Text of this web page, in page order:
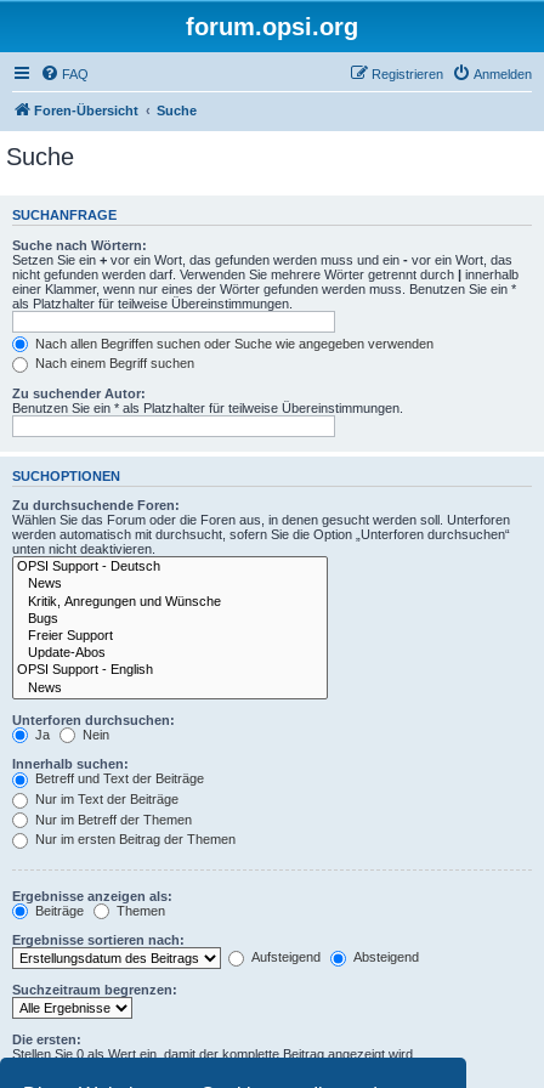
forum.opsi.org
FAQ Anmelden
Registrieren
Foren-Übersicht Suche
Suche
SUCHANFRAGE
Suche nach Wörtern:
Setzen Sie ein + vor ein Wort, das gefunden werden muss und ein - vor ein Wort, das
nicht gefunden werden darf. Verwenden Sie mehrere Wörter getrennt durch | innerhalb
einer Klammer, wenn nur eines der Wörter gefunden werden muss. Benutzen Sie ein *
als Platzhalter für teilweise Übereinstimmungen.
Nach allen Begriffen suchen oder Suche wie angegeben verwenden
Nach einem Begriff suchen
Zu suchender Autor:
Benutzen Sie ein * als Platzhalter für teilweise Übereinstimmungen.
SUCHOPTIONEN
Zu durchsuchende Foren:
Wählen Sie das Forum oder die Foren aus, in denen gesucht werden soll. Unterforen
werden automatisch mit durchsucht, sofern Sie die Option „Unterforen durchsuchen“
unten nicht deaktivieren.
Unterforen durchsuchen:
Ja
Nein
Innerhalb suchen:
Betreff und Text der Beiträge
Nur im Text der Beiträge
Nur im Betreff der Themen
Nur im ersten Beitrag der Themen
Ergebnisse anzeigen als:
Beiträge
Themen
Ergebnisse sortieren nach:
Aufsteigend
Absteigend
Suchzeitraum begrenzen:
Die ersten:
Stellen Sie 0 als Wert ein, damit der komplette Beitrag angezeigt wird.